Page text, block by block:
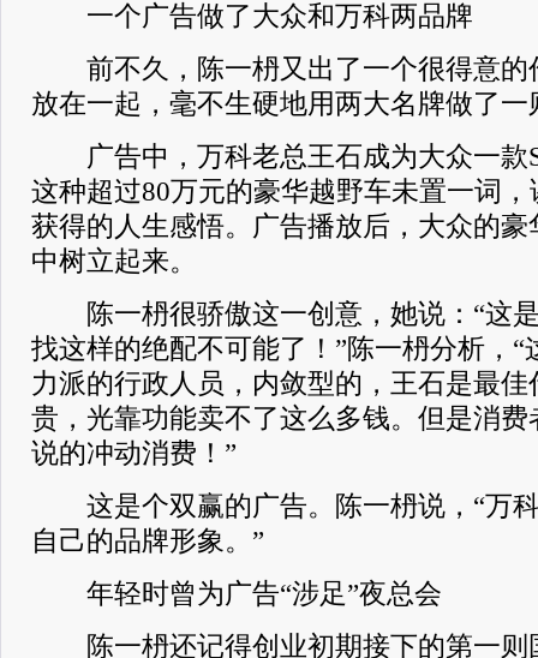
一个广告做了大众和万科两品牌
前不久，陈一枬又出了一个很得意的
放在一起，毫不生硬地用两大名牌做了一
广告中，万科老总王石成为大众一款
这种超过80万元的豪华越野车未置一词
获得的人生感悟。广告播放后，大众的
中树立起来。
陈一枬很骄傲这一创意，她说：“这
找这样的绝配不可能了！”陈一枬分析，
力派的行政人员，内敛型的，王石是最佳
贵，光靠功能卖不了这么多钱。但是消
说的冲动消费！”
这是个双赢的广告。陈一枬说，“万
自己的品牌形象。”
年轻时曾为广告“涉足”夜总会
陈一枬还记得创业初期接下的第一